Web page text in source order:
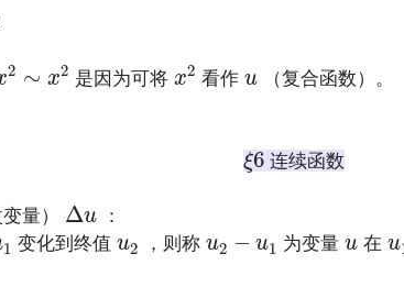
2 ∼ x2
2 2 是因为可将 x2
2 看作 u
u（复合函数）。
ξ6
ξ6连续函数
量） Δu
Δ u
：
1
1 变化到终值u2
u2 ，则称u2 − u1
u2 −u1 为变量u
u 在u
u